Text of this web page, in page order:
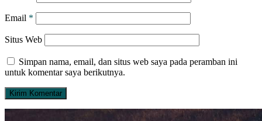
Email *
Situs Web
Simpan nama, email, dan situs web saya pada peramban ini
untuk komentar saya berikutnya.